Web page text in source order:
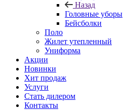
Назад
Головные уборы
Бейсболки
Поло
Жилет утепленный
Униформа
Акции
Новинки
Хит продаж
Услуги
Стать дилером
Контакты